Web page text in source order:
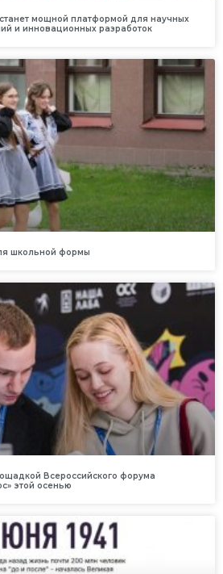
мощной платформой для научных
и инновационных разработок
школьной формы
Всероссийского форума
этой осенью